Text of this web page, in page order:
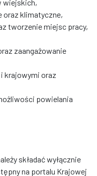
wiejskich,
oraz klimatyczne,
tworzenie miejsc pracy,
zaangażowanie
krajowymi oraz
powielania
składać wyłącznie
na portalu Krajowej